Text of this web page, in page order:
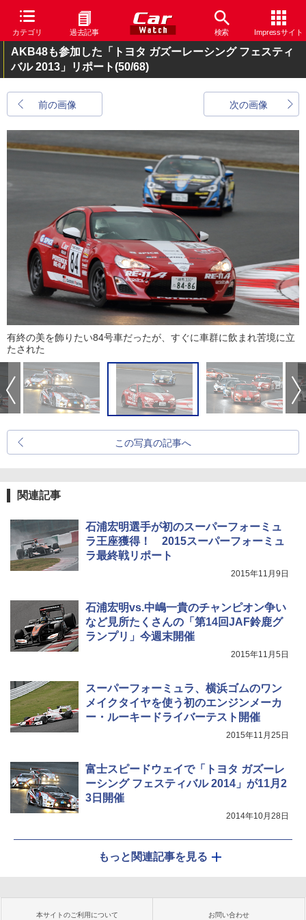
カテゴリ 過去記事 検索 Impressサイト
AKB48も参加した「トヨタ ガズーレーシング フェスティ
バル 2013」リポート(50/68)
前の画像 次の画像
有終の美を飾りたい84号車だったが、すぐに車群に飲まれ苦境に立
たされた
この写真の記事へ
関連記事
石浦宏明選手が初のスーパーフォーミュ
ラ王座獲得！ 2015スーパーフォーミュ
ラ最終戦リポート
2015年11月9日
石浦宏明vs.中嶋一貴のチャンピオン争い
など見所たくさんの「第14回JAF鈴鹿グ
ランプリ」今週末開催
2015年11月5日
スーパーフォーミュラ、横浜ゴムのワン
メイクタイヤを使う初のエンジンメーカ
ー・ルーキードライバーテスト開催
2015年11月25日
富士スピードウェイで「トヨタ ガズーレ
ーシング フェスティバル 2014」が11月2
3日開催
2014年10月28日
もっと関連記事を見る
本サイトのご利用について お問い合わせ